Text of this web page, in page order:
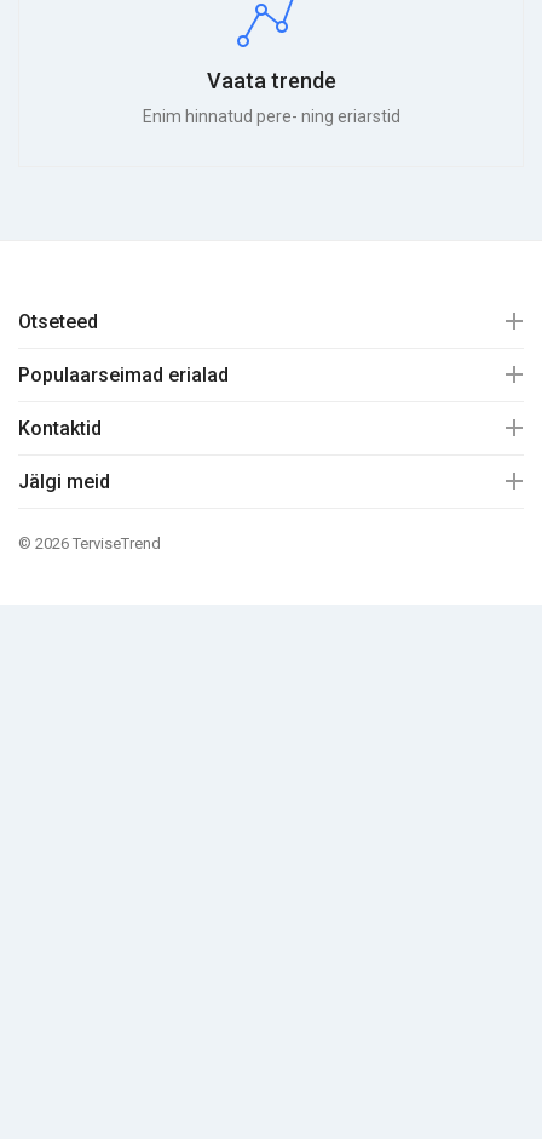
Vaata trende
Enim hinnatud pere- ning eriarstid
Otseteed
Populaarseimad erialad
Kontaktid
Jälgi meid
© 2026 TerviseTrend